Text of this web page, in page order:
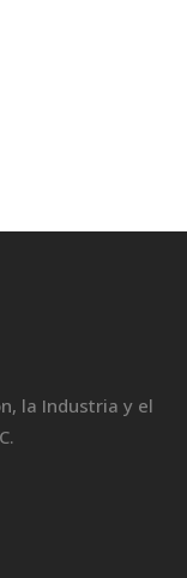
la Industria y el